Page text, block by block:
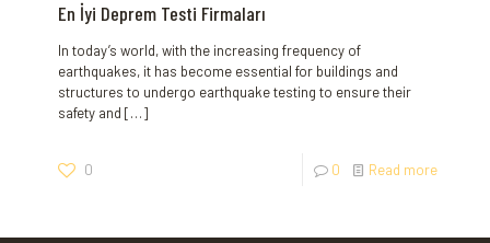
En İyi Deprem Testi Firmaları
In today’s world, with the increasing frequency of
earthquakes, it has become essential for buildings and
structures to undergo earthquake testing to ensure their
safety and […]
0 0 Read more